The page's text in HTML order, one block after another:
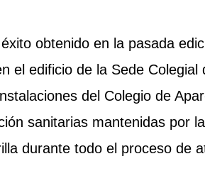
obtenido en la pasada
el edificio de la Sede
del Colegio de
sanitarias mantenidas por
durante todo el proceso de